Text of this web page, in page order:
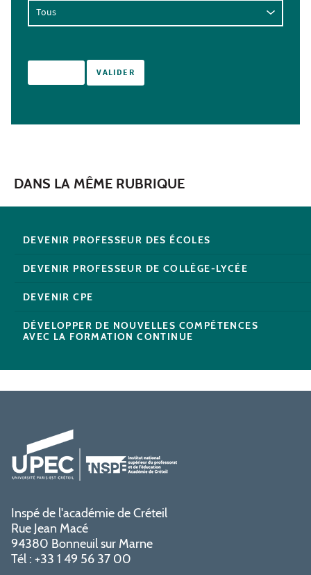
DANS LA MÊME RUBRIQUE
DEVENIR PROFESSEUR DES ÉCOLES
DEVENIR PROFESSEUR DE COLLÈGE-LYCÉE
DEVENIR CPE
DÉVELOPPER DE NOUVELLES COMPÉTENCES
AVEC LA FORMATION CONTINUE
Inspé de l'académie de Créteil
Rue Jean Macé
94380 Bonneuil sur Marne
Tél : +33 1 49 56 37 00